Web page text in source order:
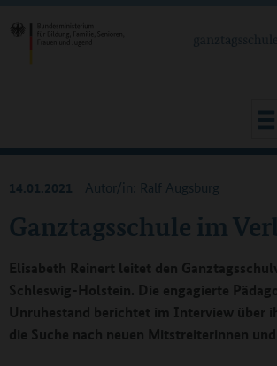
Ganztagsschule im
14.01.2021 Autor/in: Ralf Augsburg
Elisabeth Reinert leitet den
Schleswig-Holstein. Die engagierte
Unruhestand berichtet im Interview über
die Suche nach neuen Mitstreiterinnen